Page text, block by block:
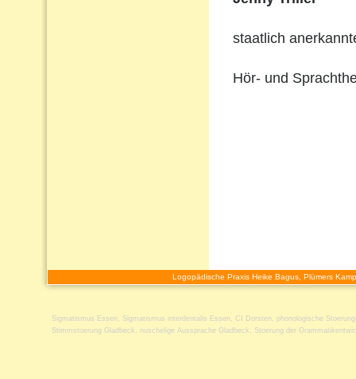
staatlich
Hör- und
Logopädische Praxis Heike Bagus, Plümers
Sigmatismus Essen , Sigmatismus interdentalis Essen , CI Dorsten , phonologische
Stimmstoerung Gladbeck , nuschelige Aussprache Gladbeck , Stoerung der